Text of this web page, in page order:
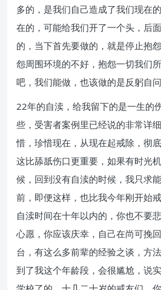
多的，是我们自己造成了我们现在
在的，可能给我们开了一个头，后
的，当下首先要做的，就是停止抱
怨周围环境的不好，抱怨一切我们
吧，我们能做，也该做的是反躬自
22年的自渎，给我留下的是一生的
些，受害者案例里已经说的非常详
惜，珍惜现在，从现在起戒除，彻
这比舔舐伤口更重要，如果有时光
候，回到没有自渎的时候，我只求
前，即便这样，也比我今年刚开始
自渎时间在十年以内的，你也不要
心愿，你应该庆幸，自己在尚可挽
台，有这么多前辈的经验之谈，方
到了我这个年龄段，会很尴尬，说